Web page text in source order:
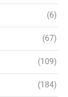
(6)
(67)
(109)
(184)